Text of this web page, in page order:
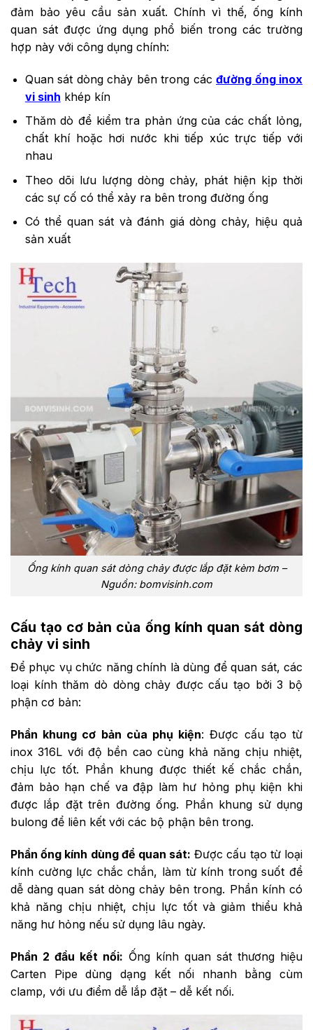
đảm bảo yêu cầu sản xuất. Chính vì thế, ống kính
quan sát được ứng dụng phổ biến trong các trường
hợp này với công dụng chính:
Quan sát dòng chảy bên trong cácđường ống inox
vi sinh khép kín
Thăm dò để kiểm tra phản ứng của các chất lỏng,
chất khí hoặc hơi nước khi tiếp xúc trực tiếp với
nhau
Theo dõi lưu lượng dòng chảy, phát hiện kịp thời
các sự cố có thể xảy ra bên trong đường ống
Có thể quan sát và đánh giá dòng chảy, hiệu quả
sản xuất
Ống kính quan sát dòng chảy được lắp đặt kèm bơm –
Nguồn: bomvisinh.com
Cấu tạo cơ bản của ống kính quan sát dòng
chảy vi sinh
Để phục vụ chức năng chính là dùng để quan sát, các
loại kính thăm dò dòng chảy được cấu tạo bởi 3 bộ
phận cơ bản:
Phần khung cơ bản của phụ kiện: Được cấu tạo từ
inox 316L với độ bền cao cùng khả năng chịu nhiệt,
chịu lực tốt. Phần khung được thiết kế chắc chắn,
đảm bảo hạn chế va đập làm hư hỏng phụ kiện khi
được lắp đặt trên đường ống. Phần khung sử dụng
bulong để liên kết với các bộ phận bên trong.
Phần ống kính dùng để quan sát: Được cấu tạo từ loại
kính cường lực chắc chắn, làm từ kính trong suốt để
dễ dàng quan sát dòng chảy bên trong. Phần kính có
khả năng chịu nhiệt, chịu lực tốt và giảm thiểu khả
năng hư hỏng nếu sử dụng lâu ngày.
Phần 2 đầu kết nối: Ống kính quan sát thương hiệu
Carten Pipe dùng dạng kết nối nhanh bằng cùm
clamp, với ưu điểm dễ lắp đặt – dễ kết nối.